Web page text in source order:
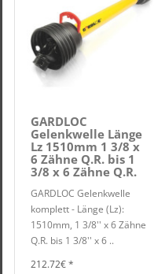
GARDLOC
Gelenkwelle Länge
Lz 1510mm 1 3/8 x
6 Zähne Q.R. bis 1
3/8 x 6 Zähne Q.R.
GARDLOC Gelenkwelle
komplett - Länge (Lz):
1510mm, 1 3/8'' x 6 Zähne
Q.R. bis 1 3/8'' x 6 ..
212.72€ *